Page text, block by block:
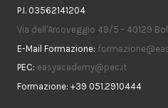
P.I. 03562141204
Via dell'Arcoveggio 49/5 - 40129
E-Mail Formazione:
PEC: easyacademy@pec.it
Formazione: +39 051.2910444